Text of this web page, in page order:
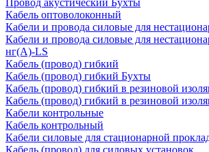
Провод акустический Бухты
Кабель оптоволоконный
Кабели и провода силовые для
Кабели и провода силовые для
нг(А)-LS
Кабель (провод) гибкий
Кабель (провод) гибкий Бухты
Кабель (провод) гибкий в резиновой
Кабель (провод) гибкий в резиновой
Кабели контрольные
Кабель контрольный
Кабели силовые для стационарной
Кабель (провод) для силовых установок